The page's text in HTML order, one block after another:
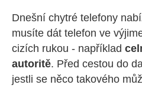
Dnešní chytré telefony
musíte dát telefon ve
cizích rukou - například
autoritě. Před cestou do
jestli se něco takového